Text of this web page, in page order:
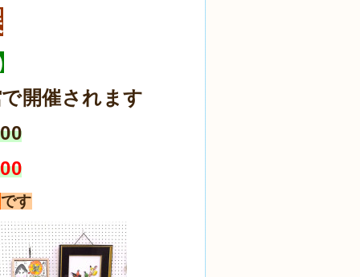
開催されます
です